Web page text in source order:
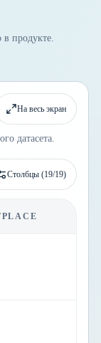
в продукте.
На весь экран
датасета.
Столбцы (19/19)